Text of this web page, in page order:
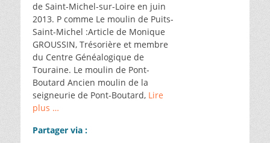
de Saint-Michel-sur-Loire en juin
2013. P comme Le moulin de Puits-
Saint-Michel :Article de Monique
GROUSSIN, Trésorière et membre
du Centre Généalogique de
Touraine. Le moulin de Pont-
Boutard Ancien moulin de la
seigneurie de Pont-Boutard, Lire
plus …
Partager via :